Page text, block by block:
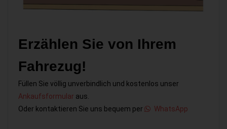
Erzählen Sie von Ihrem
Fahrezug!
Füllen Sie völlig unverbindlich und kostenlos unser
Ankaufsformular aus.
Oder kontaktieren Sie uns bequem per
WhatsApp